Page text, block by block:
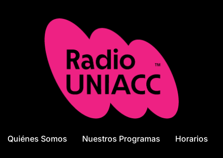
Quiénes Somos Nuestros Programas Horarios